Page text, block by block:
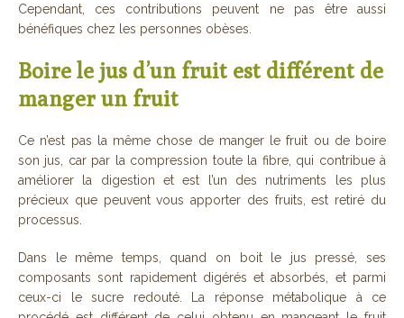
Cependant, ces contributions peuvent ne pas être aussi
bénéfiques chez les personnes obèses.
Boire le jus d’un fruit est différent de
manger un fruit
Ce n’est pas la même chose de manger le fruit ou de boire
son jus, car par la compression toute la fibre, qui contribue à
améliorer la digestion et est l’un des nutriments les plus
précieux que peuvent vous apporter des fruits, est retiré du
processus.
Dans le même temps, quand on boit le jus pressé, ses
composants sont rapidement digérés et absorbés, et parmi
ceux-ci le sucre redouté. La réponse métabolique à ce